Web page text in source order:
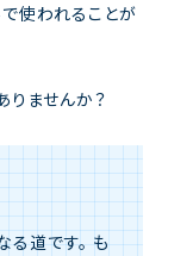
使われることが
ませんか？
る道です。も